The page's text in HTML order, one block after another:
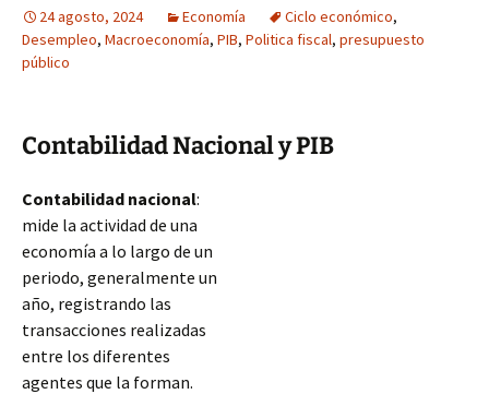
24 agosto, 2024 Economía Ciclo económico,
Desempleo, Macroeconomía, PIB, Politica fiscal, presupuesto
público
Contabilidad Nacional y PIB
Contabilidad nacional:
mide la actividad de una
economía a lo largo de un
periodo, generalmente un
año, registrando las
transacciones realizadas
entre los diferentes
agentes que la forman.